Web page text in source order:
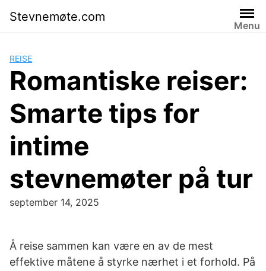
content
Stevnemøte.com
Menu
REISE
Romantiske reiser:
Smarte tips for
intime
stevnemøter på tur
september 14, 2025
Å reise sammen kan være en av de mest
effektive måtene å styrke nærhet i et forhold. På